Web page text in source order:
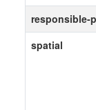
responsible-
spatial